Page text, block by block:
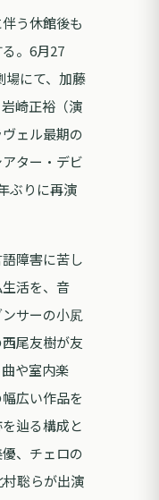
う休館後も
。6月27
場にて、加藤
崎正裕（演
ェル最期の
ター・デビ
ぶりに再演
障害に苦し
活を、音
サーの小㞍
尾友樹が友
や室内楽
広い作品を
辿る構成と
、チェロの
聡らが出演